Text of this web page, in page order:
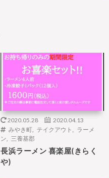
2020.05.28 2020.04.13
みやき町 テイクアウト
ラーメ
ン
三養基郡
長浜ラーメン 喜楽屋(きらく
や)